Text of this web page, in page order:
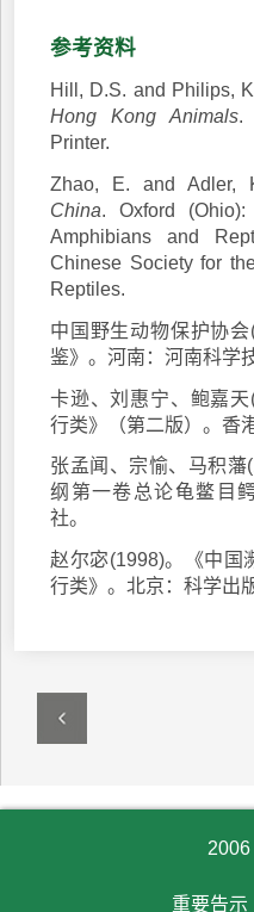
参考资料
Hill, D.S. and Philips,
Hong Kong Animals.
Printer.
Zhao, E. and Adler,
China. Oxford
Amphibians and
Chinese Society for
Reptiles.
中国野生动物保护协
鉴》。河南：河南科学
卡逊、刘惠宁、鲍嘉
行类》（第二版）。香
张孟闻、宗愉、马积
纲第一卷总论龟鳖目
社。
赵尔宓(1998)。《中国
行类》。北京：科学出
重要告示